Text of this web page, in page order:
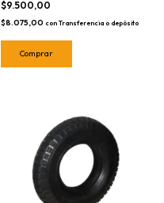
$9.500,00
$8.075,00 con Transferencia o depósito